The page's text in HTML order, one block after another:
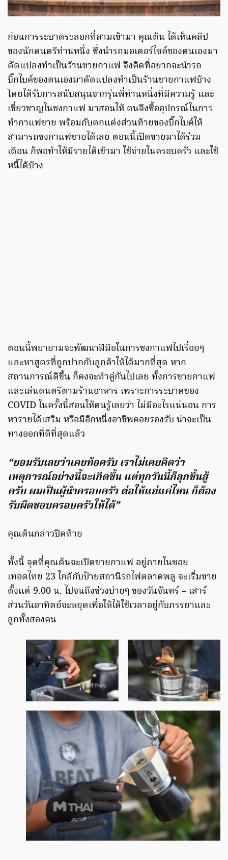
ก่อนการระบาดระลอกที่สามเข้ามา คุณต้น ได้เห็นคลิป
ของนักดนตรีท่านหนึ่ง ซึ่งนำรถมอเตอร์ไซค์ของตนเองมา
ดัดแปลงทำเป็นร้านขายกาแฟ จึงคิดที่อยากจะนำรถ
บิ๊กไบค์ของตนเองมาดัดแปลงทำเป็นร้านขายกาแฟบ้าง
โดยได้รับการสนับสนุนจากรุ่นพี่ท่านหนึ่งที่มีความรู้ และ
เชี่ยวชาญในชงกาแฟ มาสอนให้ ตนจึงซื้ออุปกรณ์ในการ
ทำกาแฟขาย พร้อมกับตกแต่งส่วนท้ายของบิ๊กไบค์ให้
สามารถชงกาแฟขายได้เลย ตอนนี้เปิดขายมาได้ร่วม
เดือน ก็พอทำให้มีรายได้เข้ามา ใช้จ่ายในครอบครัว และใช้
หนี้ได้บ้าง
ตอนนี้พยายามจะพัฒนาฝีมือในการชงกาแฟไปเรื่อยๆ
และหาสูตรที่ถูกปากกับลูกค้าให้ได้มากที่สุด หาก
สถานการณ์ดีขึ้น ก็คงจะทำคู่กันไปเลย ทั้งการขายกาแฟ
และเล่นดนตรีตามร้านอาหาร เพราะการระบาดของ
COVID ในครั้งนี้สอนให้ตนรู้เลยว่า ไม่มีอะไรแน่นอน การ
หารายได้เสริม หรือมีอีกหนึ่งอาชีพคอยรองรับ น่าจะเป็น
ทางออกที่ดีที่สุดแล้ว
“ยอมรับเลยว่าเคยท้อครับ เราไม่เคยคิดว่า
เหตุการณ์อย่างนี้จะเกิดขึ้น แต่ทุกวันนี้ก็ลุกขึ้นสู้
ครับ ผมเป็นผู้นำครอบครัว ต่อให้แย่แค่ไหน ก็ต้อง
รับผิดชอบครอบครัวให้ได้”
คุณต้นกล่าวปิดท้าย
ทั้งนี้ จุดที่คุณต้นจะเปิดขายกาแฟ อยู่ภายในซอย
เทอดไทย 23 ใกล้กับป้ายสถานีรถไฟตลาดพลู จะเริ่มขาย
ตั้งแต่ 9.00 น. ไปจนถึงช่วงบ่ายๆ ของวันจันทร์ – เสาร์
ส่วนวันอาทิตย์จะหยุดเพื่อให้ได้ใช้เวลาอยู่กับภรรยาและ
ลูกทั้งสองคน